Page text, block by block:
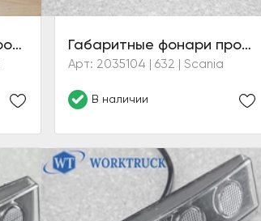
Габаритные фонари противосолнечного козырька (белые) Габаритные фонари противосолнечного козырька (белые)
Арт: 2035104 | 632 | Scania
В наличии